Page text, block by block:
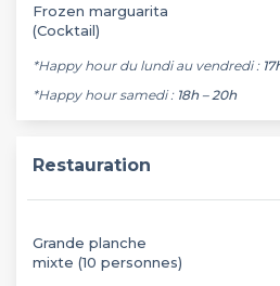
Frozen marguarita
(Cocktail)
*Happy hour du lundi au vendredi :
*Happy hour samedi : 18h – 20h
Restauration
Grande planche
mixte (10 personnes)